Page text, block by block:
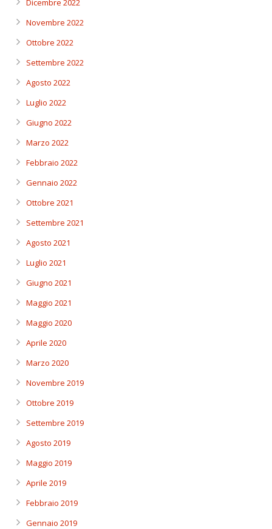
Dicembre 2022
Novembre 2022
Ottobre 2022
Settembre 2022
Agosto 2022
Luglio 2022
Giugno 2022
Marzo 2022
Febbraio 2022
Gennaio 2022
Ottobre 2021
Settembre 2021
Agosto 2021
Luglio 2021
Giugno 2021
Maggio 2021
Maggio 2020
Aprile 2020
Marzo 2020
Novembre 2019
Ottobre 2019
Settembre 2019
Agosto 2019
Maggio 2019
Aprile 2019
Febbraio 2019
Gennaio 2019